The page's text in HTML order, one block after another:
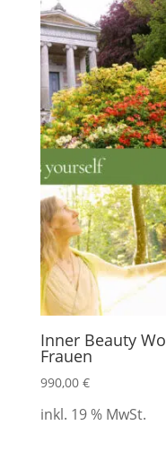
Inner Beauty
Frauen
990,00 €
inkl. 19 % MwSt.